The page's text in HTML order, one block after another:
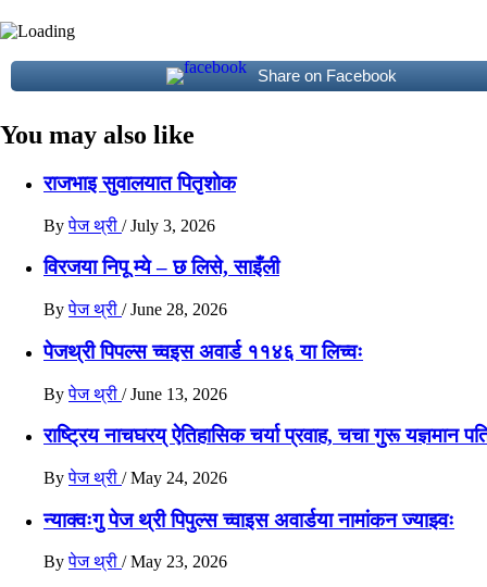
Share on Facebook
You may also like
राजभाइ सुवालयात पितृशाेक
By पेज थ्री / July 3, 2026
विरजया निपू म्ये – छ लिसे, साइँली
By पेज थ्री / June 28, 2026
पेजथ्री पिपल्स च्वइस अवार्ड ११४६ या लिच्वः
By पेज थ्री / June 13, 2026
राष्ट्रिय नाचघरय् ऐतिहासिक चर्या प्रवाह, चचा गुरू यज्ञमान
By पेज थ्री / May 24, 2026
न्याक्वःगु पेज थ्री पिपुल्स च्वाइस अवार्डया नामांकन ज्याझ्वः
By पेज थ्री / May 23, 2026